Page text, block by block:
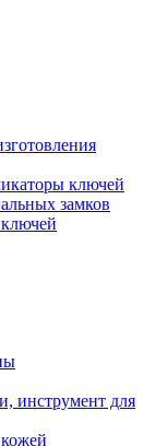
ключей
замков
инструмент для